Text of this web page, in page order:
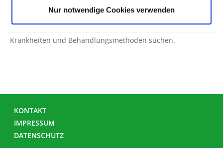
Nur notwendige Cookies verwenden
Tipp: Bei den einzelnen Fachabteilungen dieses
Krankenhauses können Sie gezielt nach behandelten
Krankheiten und Behandlungsmethoden suchen.
KONTAKT
IMPRESSUM
DATENSCHUTZ